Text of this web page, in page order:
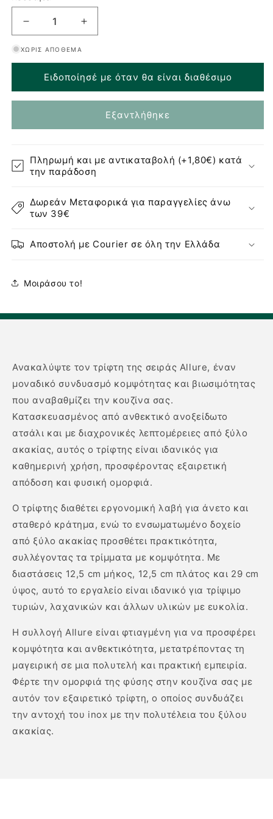
Μείωση
ποσότητας
για
Estia
Τρίφτης
Allure
Ανοξείδωτος
με
Αύξηση
ποσότητας
Estia
Τρίφτης
Allure
Ανοξείδωτος
Κωνικός
με
ΧΩΡΊΣ ΑΠΌΘΕΜΑ
Ειδοποίησέ με όταν θα είναι διαθέσιμο
Εξαντλήθηκε
Πληρωμή και με αντικαταβολή (+1,80€) κατά
την παράδοση
Δωρεάν Μεταφορικά για παραγγελίες άνω
των 39€
Αποστολή με Courier σε όλη την Ελλάδα
Μοιράσου το!
Ανακαλύψτε τον τρίφτη της σειράς Allure, έναν
μοναδικό συνδυασμό κομψότητας και βιωσιμότητας
που αναβαθμίζει την κουζίνα σας.
Κατασκευασμένος από ανθεκτικό ανοξείδωτο
ατσάλι και με διαχρονικές λεπτομέρειες από ξύλο
ακακίας, αυτός ο τρίφτης είναι ιδανικός για
καθημερινή χρήση, προσφέροντας εξαιρετική
απόδοση και φυσική ομορφιά.
Ο τρίφτης διαθέτει εργονομική λαβή για άνετο και
σταθερό κράτημα, ενώ το ενσωματωμένο δοχείο
από ξύλο ακακίας προσθέτει πρακτικότητα,
συλλέγοντας τα τρίμματα με κομψότητα. Με
διαστάσεις 12,5 cm μήκος, 12,5 cm πλάτος και 29 cm
ύψος, αυτό το εργαλείο είναι ιδανικό για τρίψιμο
τυριών, λαχανικών και άλλων υλικών με ευκολία.
Η συλλογή Allure είναι φτιαγμένη για να προσφέρει
κομψότητα και ανθεκτικότητα, μετατρέποντας τη
μαγειρική σε μια πολυτελή και πρακτική εμπειρία.
Φέρτε την ομορφιά της φύσης στην κουζίνα σας με
αυτόν τον εξαιρετικό τρίφτη, ο οποίος συνδυάζει
την αντοχή του inox με την πολυτέλεια του ξύλου
ακακίας.